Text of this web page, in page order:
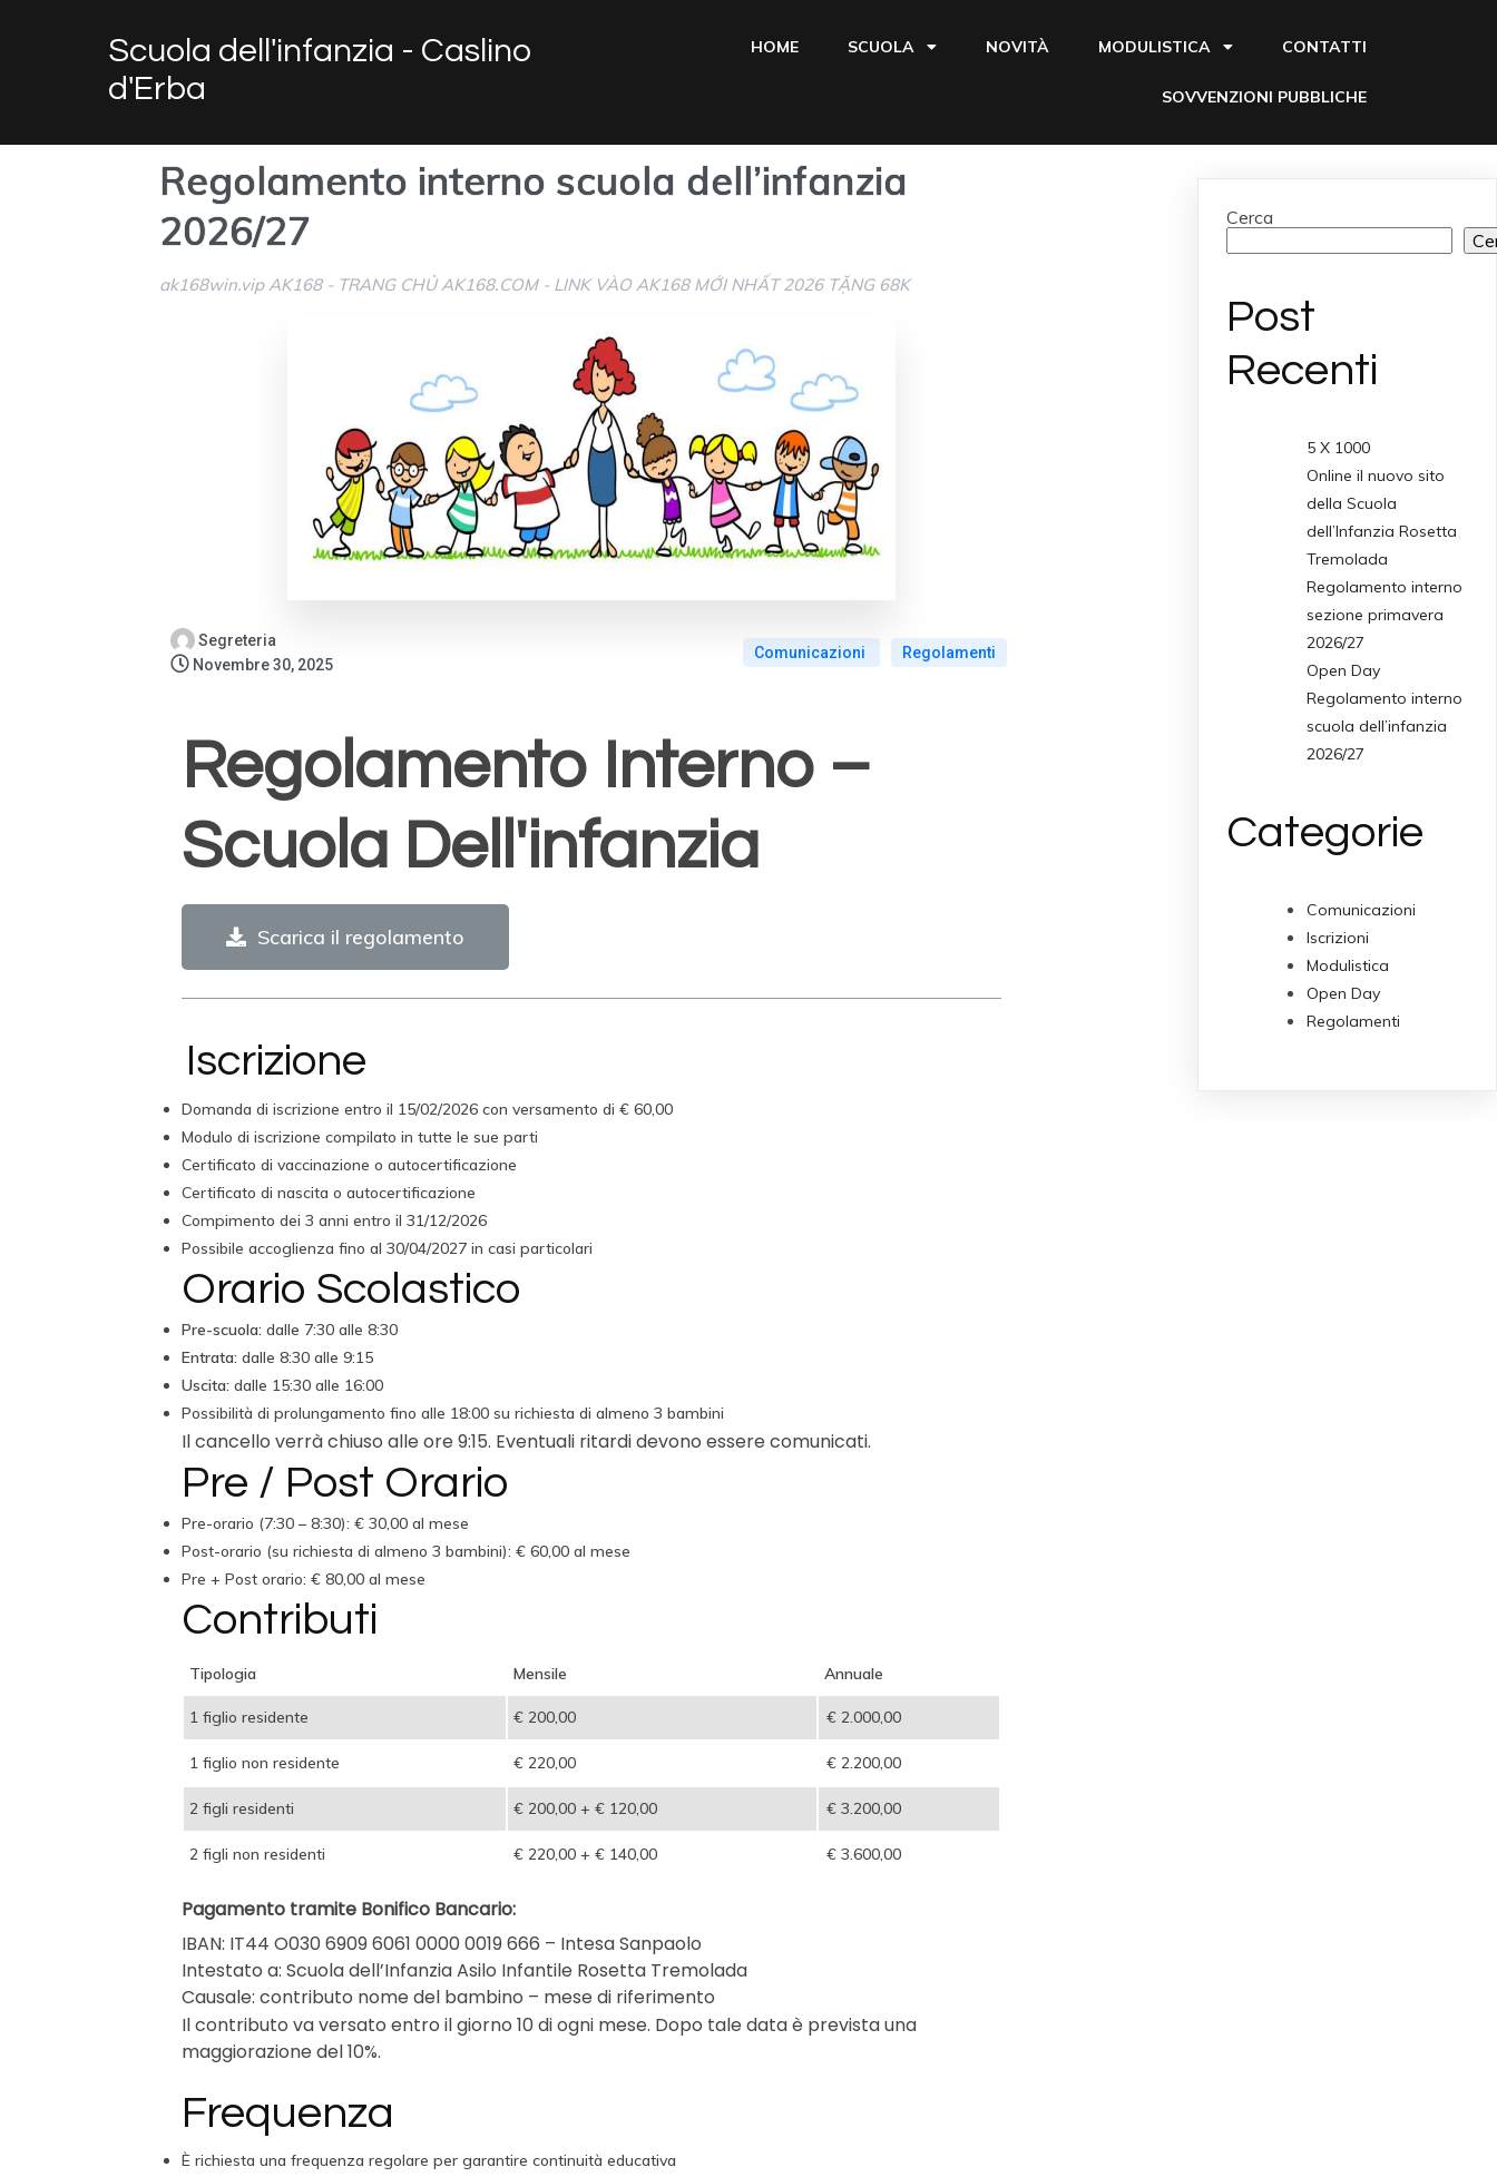
Scuola dell'infanzia - Caslino
d'Erba
HOME SCUOLA NOVITÀ MODULISTICA CONTATTI
SOVVENZIONI PUBBLICHE
Regolamento interno scuola dell’infanzia
2026/27
ak168win.vip AK168 - TRANG CHỦ AK168.COM - LINK VÀO AK168 MỚI NHẤT 2026 TẶNG 68K
Segreteria
Novembre 30, 2025
Comunicazioni Regolamenti
Regolamento Interno –
Scuola Dell'infanzia
Scarica il regolamento
Iscrizione
Domanda di iscrizione entro il 15/02/2026 con versamento di € 60,00
Modulo di iscrizione compilato in tutte le sue parti
Certificato di vaccinazione o autocertificazione
Certificato di nascita o autocertificazione
Compimento dei 3 anni entro il 31/12/2026
Possibile accoglienza fino al 30/04/2027 in casi particolari
Orario Scolastico
Pre-scuola:dalle 7:30 alle 8:30
Entrata:dalle 8:30 alle 9:15
Uscita:dalle 15:30 alle 16:00
Possibilità di prolungamento fino alle 18:00 su richiesta di almeno 3 bambini
Il cancello verrà chiuso alle ore 9:15. Eventuali ritardi devono essere comunicati.
Pre / Post Orario
Pre-orario (7:30 – 8:30): € 30,00 al mese
Post-orario (su richiesta di almeno 3 bambini): € 60,00 al mese
Pre + Post orario: € 80,00 al mese
Contributi
Tipologia Mensile Annuale
1 figlio residente € 200,00 € 2.000,00
1 figlio non residente € 220,00 € 2.200,00
2 figli residenti € 200,00 + € 120,00 € 3.200,00
2 figli non residenti € 220,00 + € 140,00 € 3.600,00
Pagamento tramite Bonifico Bancario:
IBAN: IT44 O030 6909 6061 0000 0019 666 – Intesa Sanpaolo
Intestato a: Scuola dell’Infanzia Asilo Infantile Rosetta Tremolada
Causale: contributo nome del bambino – mese di riferimento
Il contributo va versato entro il giorno 10 di ogni mese. Dopo tale data è prevista una
maggiorazione del 10%.
Frequenza
È richiesta una frequenza regolare per garantire continuità educativa
Cerca
Post
Recenti
5 X 1000
Online il nuovo sito
della Scuola
dell’Infanzia Rosetta
Tremolada
Regolamento interno
sezione primavera
2026/27
Open Day
Regolamento interno
scuola dell’infanzia
2026/27
Categorie
Comunicazioni
Iscrizioni
Modulistica
Open Day
Regolamenti